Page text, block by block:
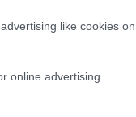
like cookies on
online advertising
2077
meg,
a csengettyűt
megtehetitek a